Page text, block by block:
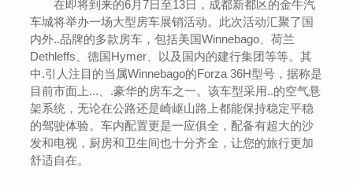
在即将到来的6月7日至13日，成都新都区的金牛汽
车城将举办一场大型房车展销活动。此次活动汇聚了国
内外..品牌的多款房车，包括美国Winnebago、荷兰
Dethleffs、德国Hymer、以及国内的建行集团等等。其
中.引人注目的当属Winnebago的Forza 36H型号，据称是
目前市面上...、.豪华的房车之一。该车型采用..的空气悬
架系统，无论在公路还是崎岖山路上都能保持稳定平稳
的驾驶体验。车内配置更是一应俱全，配备有超大的沙
发和电视，厨房和卫生间也十分齐全，让您的旅行更加
舒适自在。